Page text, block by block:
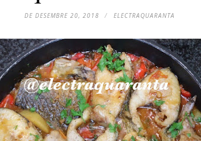
DE DESEMBRE 20, 2018 ELECTRAQUARANTA